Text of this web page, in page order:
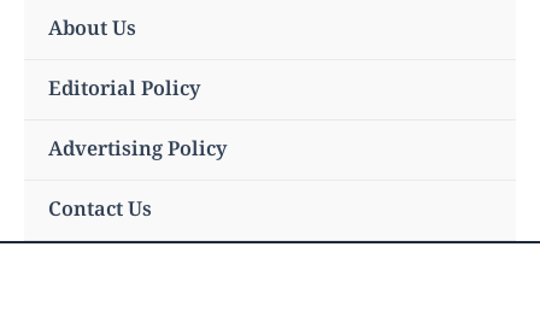
content
About Us
Editorial Policy
Advertising Policy
Contact Us